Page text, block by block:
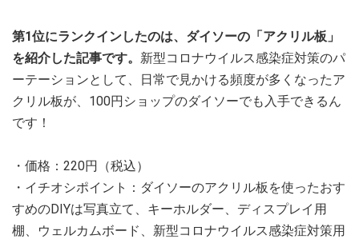
第1位にランクインしたのは、ダイソーの「アクリル板」
を紹介した記事です。 新型コロナウイルス感染症対策のパ
ーテーションとして、日常で見かける頻度が多くなったア
クリル板が、100円ショップのダイソーでも入手できるん
です！
・価格：220円（税込）
・イチオシポイント：ダイソーのアクリル板を使ったおす
すめのDIYは写真立て、キーホルダー、ディスプレイ用
棚、ウェルカムボード、新型コロナウイルス感染症対策用